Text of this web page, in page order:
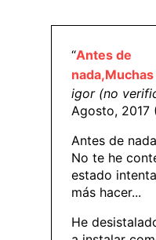
“Antes de
igor (no
Agosto, 2017
Antes de
No te he
estado
más hacer...
He